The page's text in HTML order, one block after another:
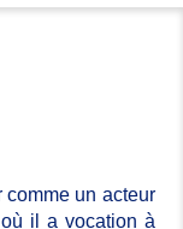
comme un acteur
il a vocation à